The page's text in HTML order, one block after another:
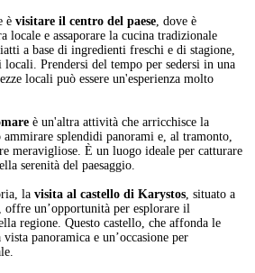
è visitare il centro del paese, dove è
locale e assaporare la cucina tradizionale
a base di ingredienti freschi e di stagione,
Prendersi del tempo per sedersi in una
locali può essere un'esperienza molto
è un'altra attività che arricchisce la
splendidi panorami e, al tramonto,
meravigliose. È un luogo ideale per catturare
serenità del paesaggio.
la visita al castello di Karystos, situato a
offre un’opportunità per esplorare il
regione. Questo castello, che affonda le
panoramica e un’occasione per